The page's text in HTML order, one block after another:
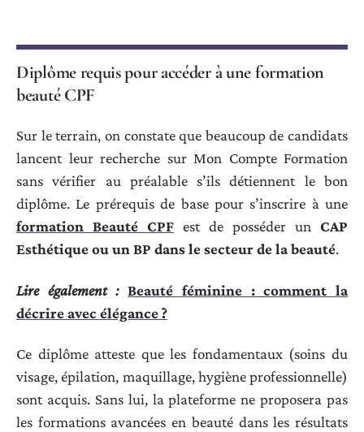
Diplôme requis pour accéder à une formation
beauté CPF
Sur le terrain, on constate que beaucoup de candidats
lancent leur recherche sur Mon Compte Formation
sans vérifier au préalable s’ils détiennent le bon
diplôme. Le prérequis de base pour s’inscrire à une
formation Beauté CPF est de posséder un CAP
Esthétique ou un BP dans le secteur de la beauté.
Lire également : Beauté féminine : comment la
décrire avec élégance ?
Ce diplôme atteste que les fondamentaux (soins du
visage, épilation, maquillage, hygiène professionnelle)
sont acquis. Sans lui, la plateforme ne proposera pas
les formations avancées en beauté dans les résultats